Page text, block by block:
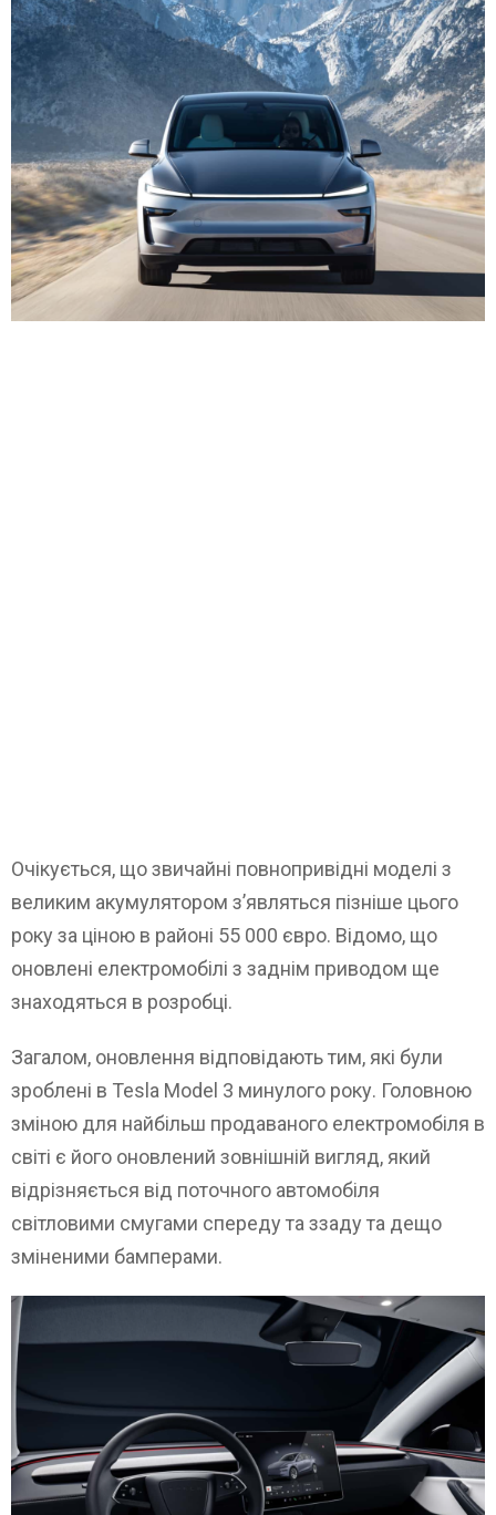
Очікується, що звичайні повнопривідні моделі з
великим акумулятором з’являться пізніше цього
року за ціною в районі 55 000 євро. Відомо, що
оновлені електромобілі з заднім приводом ще
знаходяться в розробці.
Загалом, оновлення відповідають тим, які були
зроблені в Tesla Model 3 минулого року. Головною
зміною для найбільш продаваного електромобіля в
світі є його оновлений зовнішній вигляд, який
відрізняється від поточного автомобіля
світловими смугами спереду та ззаду та дещо
зміненими бамперами.